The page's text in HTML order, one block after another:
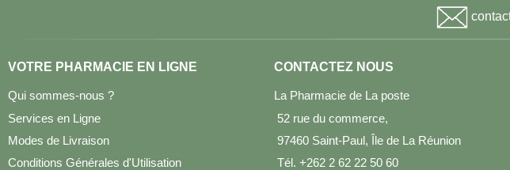
VOTRE PHARMACIE EN LIGNE
Qui sommes-nous ?
Services en Ligne
Modes de Livraison
Conditions Générales d'Utilisation
CONTACTEZ NOUS
La Pharmacie de La poste
52 rue du commerce,
97460 Saint-Paul, Île de La Réunion
Tél. +262 2 62 22 50 60